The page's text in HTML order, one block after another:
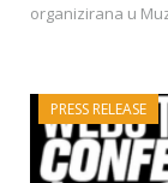
organizirana u
PRESS RELEASE